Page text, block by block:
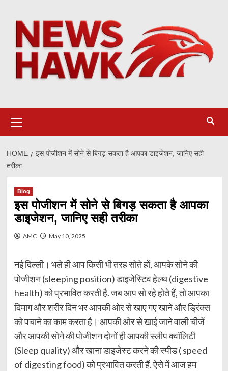
content
Menu
HOME
इस पोजीशन में सोने से बिगड़ सकता है आपका डाइजेशन, जानिए सही
तरीका
Blog
इस पोजीशन में सोने से बिगड़ सकता है आपका
डाइजेशन, जानिए सही तरीका
AMC May 10, 2025
नई दिल्ली। भले ही आप किसी भी तरह सोते हों, आपके सोने की
पोजीशन (sleeping position) डाइजेस्टिव हेल्थ (digestive
health) को प्रभावित करती है. जब आप सो रहे होते हैं, तो आपका
दिमाग और शरीर दिन भर आपकी ओर से खाए गए खाने और ड्रिंक्स
को पचाने का काम करता है। आपकी ओर से खाई जाने वाली चीजें
और आपकी सोने की पोजीशन दोनों ही आपकी स्लीप क्वॉलिटी
(Sleep quality) और खाना डाइजेस्ट करने की स्पीड ( speed
of digesting food) को प्रभावित करती हैं. ऐसे में आज हम